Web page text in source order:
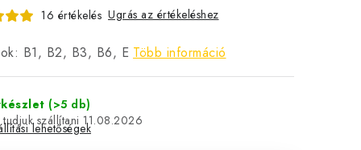
16 értékelés Ugrás az értékeléshez
B1, B2, B3, B6, E Több információ
(>5 db)
11.08.2026
lehetőségek